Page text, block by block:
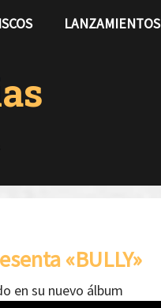
LANZAMIENTOS
«BULLY»
en su nuevo álbum